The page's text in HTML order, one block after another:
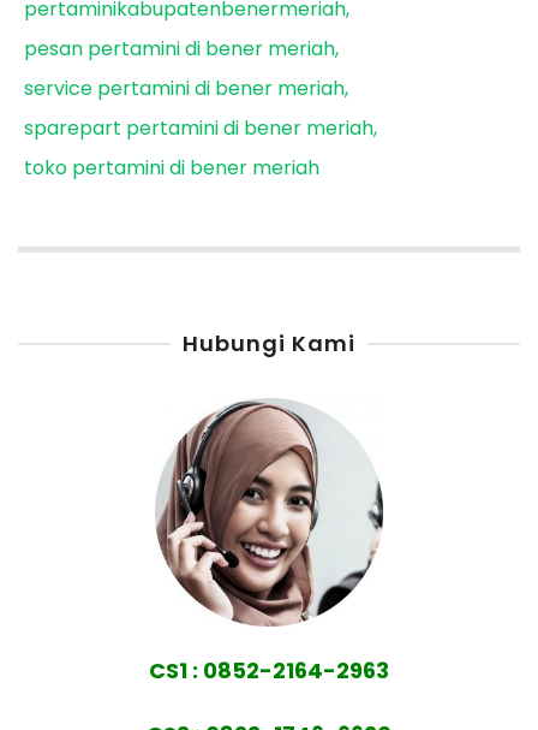
pertaminikabupatenbenermeriah
pesan pertamini di bener meriah
service pertamini di bener meriah
sparepart pertamini di bener meriah
toko pertamini di bener meriah
Hubungi Kami
CS1 : 0852-2164-2963